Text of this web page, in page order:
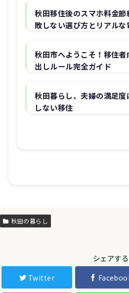
秋田移住後のスマホ料金節
敗しない選び方とリアルな
秋田市へようこそ！移住者
出しルール完全ガイド
秋田暮らし、夫婦の満足度
しない移住
秋田の暮らし
シェアする
Twitter